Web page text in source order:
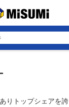
りトップシェアを